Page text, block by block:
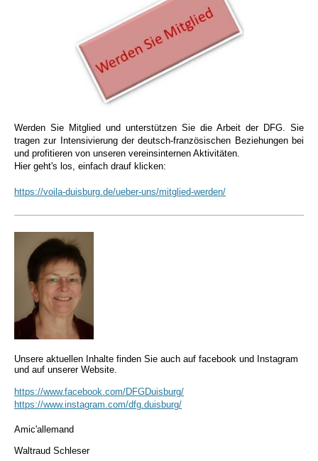
Werden Sie Mitglied und unterstützen Sie die Arbeit der DFG. Sie
tragen zur Intensivierung der deutsch-französischen Beziehungen bei
und profitieren von unseren vereinsinternen Aktivitäten.
Hier geht's los, einfach drauf klicken:
https://voila-duisburg.de/ueber-uns/mitglied-werden/
Unsere aktuellen Inhalte finden Sie auch auf facebook und Instagram
und auf unserer Website.
https://www.facebook.com/DFGDuisburg/
https://www.instagram.com/dfg.duisburg/
Amic'allemand
Waltraud Schleser